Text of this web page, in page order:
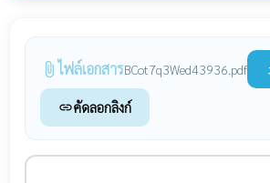
attach_file ไฟล์เอกสารBCot7q3Wed43936.pdf
linkคัดลอกลิงก์